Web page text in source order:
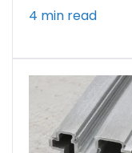
4 min read